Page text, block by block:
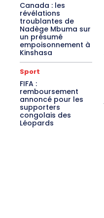
Canada : les
révélations
troublantes de
Nadège Mbuma sur
un présumé
empoisonnement à
Kinshasa
Sport
FIFA :
remboursement
annoncé pour les
supporters
congolais des
Léopards